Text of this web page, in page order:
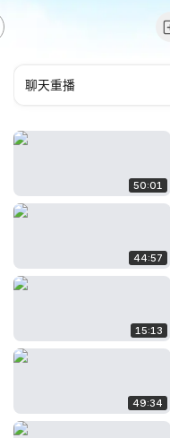
聊天重播
50:01
44:57
15:13
49:34